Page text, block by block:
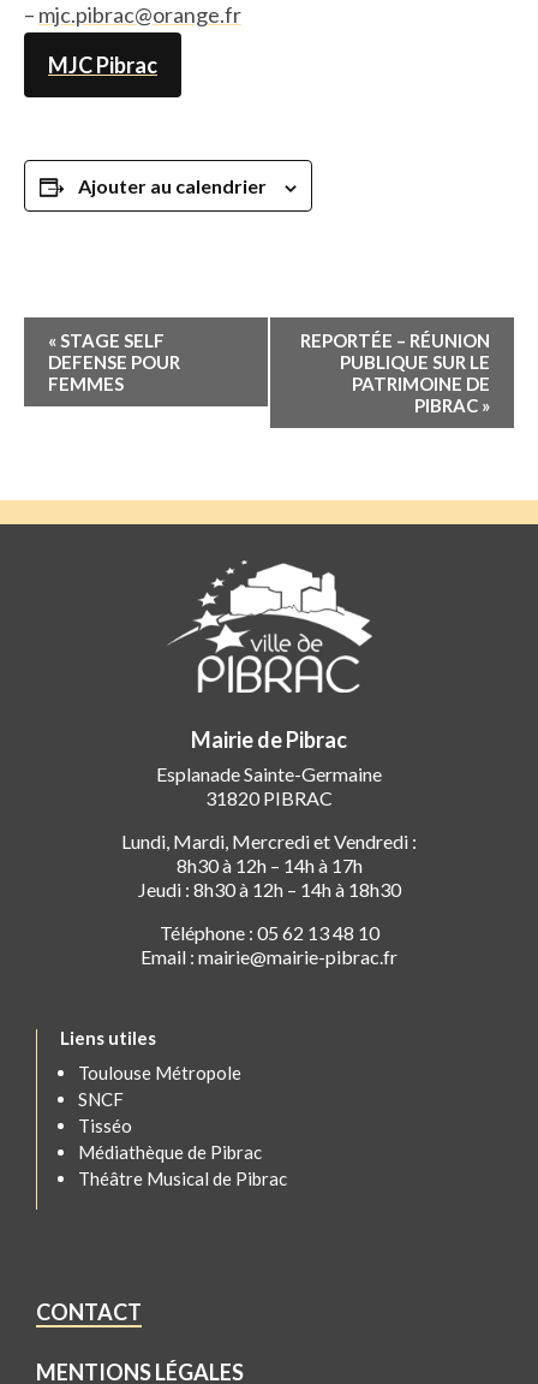
– mjc.pibrac@orange.fr
MJC Pibrac
Ajouter au calendrier
Navigation
Évènement
«STAGE SELF
DEFENSE POUR
FEMMES
REPORTÉE – RÉUNION
PUBLIQUE SUR LE
PATRIMOINE DE
PIBRAC »
Mairie de Pibrac
Esplanade Sainte-Germaine
31820 PIBRAC
Lundi, Mardi, Mercredi et Vendredi :
8h30 à 12h – 14h à 17h
Jeudi : 8h30 à 12h – 14h à 18h30
Téléphone : 05 62 13 48 10
Email : mairie@mairie-pibrac.fr
Liens utiles
Toulouse Métropole
SNCF
Tisséo
Médiathèque de Pibrac
Théâtre Musical de Pibrac
CONTACT
MENTIONS LÉGALES